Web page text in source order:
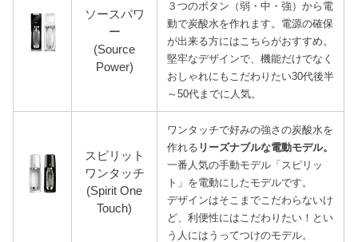
ソースパワ
ー
(Source
Power)
３つのボタン（弱・中・強）から電
動で炭酸水を作れます。電源の確保
が出来る方にはこちらがおすすめ。
堅牢なデザインで、機能だけでなく
おしゃれにもこだわりたい30代後半
～50代までに人気。
スピリット
ワンタッチ
(Spirit One
Touch)
ワンタッチで好みの強さの炭酸水を
作れる リーズナブルな電動モデル。
一番人気の手動モデル「スピリッ
ト」を電動にしたモデルです。
デザインはそこまでこだわらないけ
ど、利便性にはこだわりたい！とい
う人にはうってつけのモデル。